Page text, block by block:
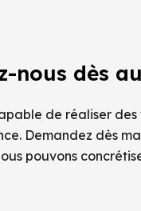
nous dès
de réaliser
Demandez dès
pouvons